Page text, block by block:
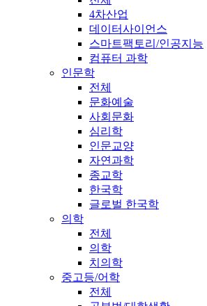
4차산업
데이터사이언스
스마트팩토리/인공지능
컴퓨터 과학
인문학
전체
문화예술
사회문화
심리학
인문교양
자연과학
종교학
한국학
글로벌 한국학
의학
전체
의학
치의학
중고등/어학
전체